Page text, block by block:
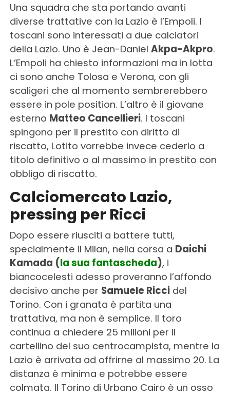
Una squadra che sta portando avanti
diverse trattative con la Lazio è l’Empoli. I
toscani sono interessati a due calciatori
della Lazio. Uno è Jean-Daniel Akpa-Akpro.
L’Empoli ha chiesto informazioni ma in lotta
ci sono anche Tolosa e Verona, con gli
scaligeri che al momento sembrerebbero
essere in pole position. L’altro è il giovane
esterno Matteo Cancellieri. I toscani
spingono per il prestito con diritto di
riscatto, Lotito vorrebbe invece cederlo a
titolo definitivo o al massimo in prestito con
obbligo di riscatto.
Calciomercato Lazio,
pressing per Ricci
Dopo essere riusciti a battere tutti,
specialmente il Milan, nella corsa a Daichi
Kamada (la sua fantascheda), i
biancocelesti adesso proveranno l’affondo
decisivo anche per Samuele Riccidel
Torino. Con i granata è partita una
trattativa, ma non è semplice. Il toro
continua a chiedere 25 milioni per il
cartellino del suo centrocampista, mentre la
Lazio è arrivata ad offrirne al massimo 20. La
distanza è minima e potrebbe essere
colmata. Il Torino di Urbano Cairo è un osso